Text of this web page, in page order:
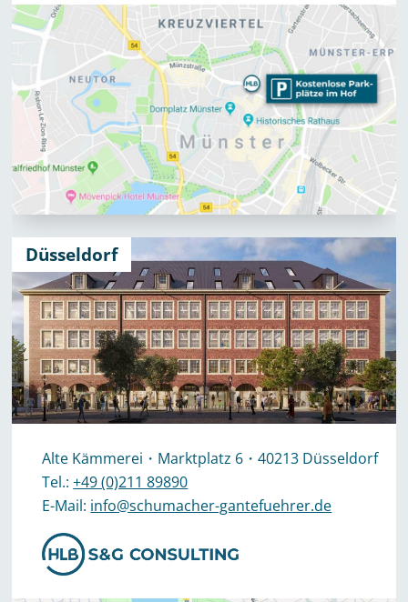
Düsseldorf
Alte Kämmerei・Marktplatz 6・40213 Düsseldorf
Tel.:+49 (0)211 89890
E-Mail: info@schumacher-gantefuehrer.de